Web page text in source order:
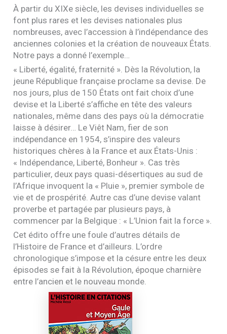
À partir du XIXe siècle, les devises individuelles se
font plus rares et les devises nationales plus
nombreuses, avec l’accession à l’indépendance des
anciennes colonies et la création de nouveaux États.
Notre pays a donné l’exemple…
« Liberté, égalité, fraternité ». Dès la Révolution, la
jeune République française proclame sa devise. De
nos jours, plus de 150 États ont fait choix d’une
devise et la Liberté s’affiche en tête des valeurs
nationales, même dans des pays où la démocratie
laisse à désirer… Le Viêt Nam, fier de son
indépendance en 1954, s’inspire des valeurs
historiques chères à la France et aux États-Unis :
« Indépendance, Liberté, Bonheur ». Cas très
particulier, deux pays quasi-désertiques au sud de
l’Afrique invoquent la « Pluie », premier symbole de
vie et de prospérité. Autre cas d’une devise valant
proverbe et partagée par plusieurs pays, à
commencer par la Belgique : « L’Union fait la force ».
Cet édito offre une foule d’autres détails de
l’Histoire de France et d’ailleurs. L’ordre
chronologique s’impose et la césure entre les deux
épisodes se fait à la Révolution, époque charnière
entre l’ancien et le nouveau monde.